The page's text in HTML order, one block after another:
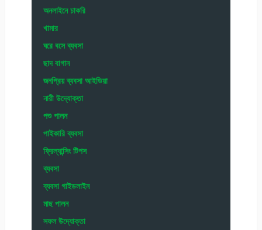
অনলাইনে চাকরি
খামার
ঘরে বসে ব্যবসা
ছাদ বাগান
জনপ্রিয় ব্যবসা আইডিয়া
নারী উদ্যোক্তা
পশু পালন
পাইকারি ব্যবসা
ফ্রিল্যান্সিং টিপস
ব্যবসা
ব্যবসা গাইডলাইন
মাছ পালন
সফল উদ্যোক্তা